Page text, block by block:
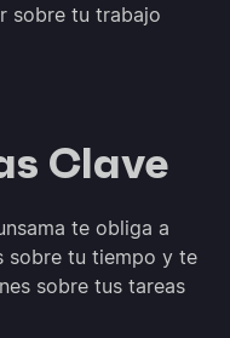
sobre tu trabajo
Clave
te obliga a
sobre tu tiempo y te
sobre tus tareas